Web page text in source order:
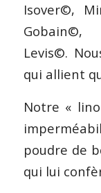
Isover©,
Gobain©,
Levis©.
qui allient
Notre «
poudre de
qui lui